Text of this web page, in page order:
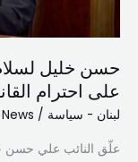
حسن خليل
على احترام
لبنان - سياسة /
علّق النائب علي حسن
القانون